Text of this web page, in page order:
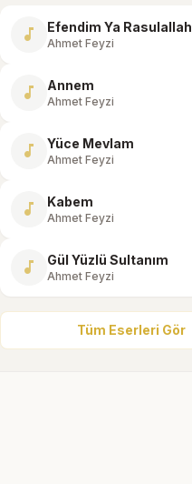
music_note Efendim Ya Rasulallah
Ahmet Feyzi
music_note Annem
Ahmet Feyzi
music_note Yüce Mevlam
Ahmet Feyzi
music_note Kabem
Ahmet Feyzi
music_note Gül Yüzlü Sultanım
Ahmet Feyzi
Tüm Eserleri Gör